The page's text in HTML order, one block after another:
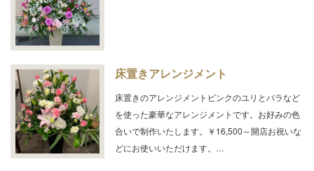
床置きアレンジメント
床置きのアレンジメントピンクのユリとバラなど
を使った豪華なアレンジメントです。お好みの色
合いで制作いたします。￥16,500～開店お祝いな
どにお使いいただけます。…